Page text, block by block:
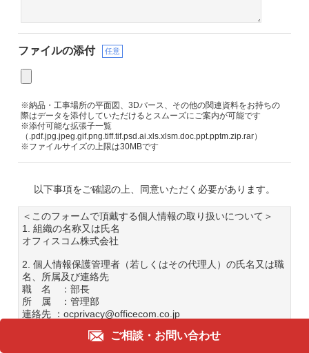
ご相談・ お問い合わせ
ファイルの添付 任意
※納品・工事場所の平面図、3Dパース、その他の関連資料をお持ちの
際はデータを添付していただけるとスムーズにご案内が可能です
※添付可能な拡張子一覧
（.pdf.jpg.jpeg.gif.png.tiff.tif.psd.ai.xls.xlsm.doc.ppt.pptm.zip.rar）
※ファイルサイズの上限は30MBです
以下事項をご確認の上、同意いただく必要があります。
＜このフォームで頂戴する個人情報の取り扱いについて＞
1. 組織の名称又は氏名
オフィスコム株式会社
2. 個人情報保護管理者（若しくはその代理人）の氏名又は職
名、所属及び連絡先
職 名 ：部長
所 属 ：管理部
連絡先 ：ocprivacy@officecom.co.jp